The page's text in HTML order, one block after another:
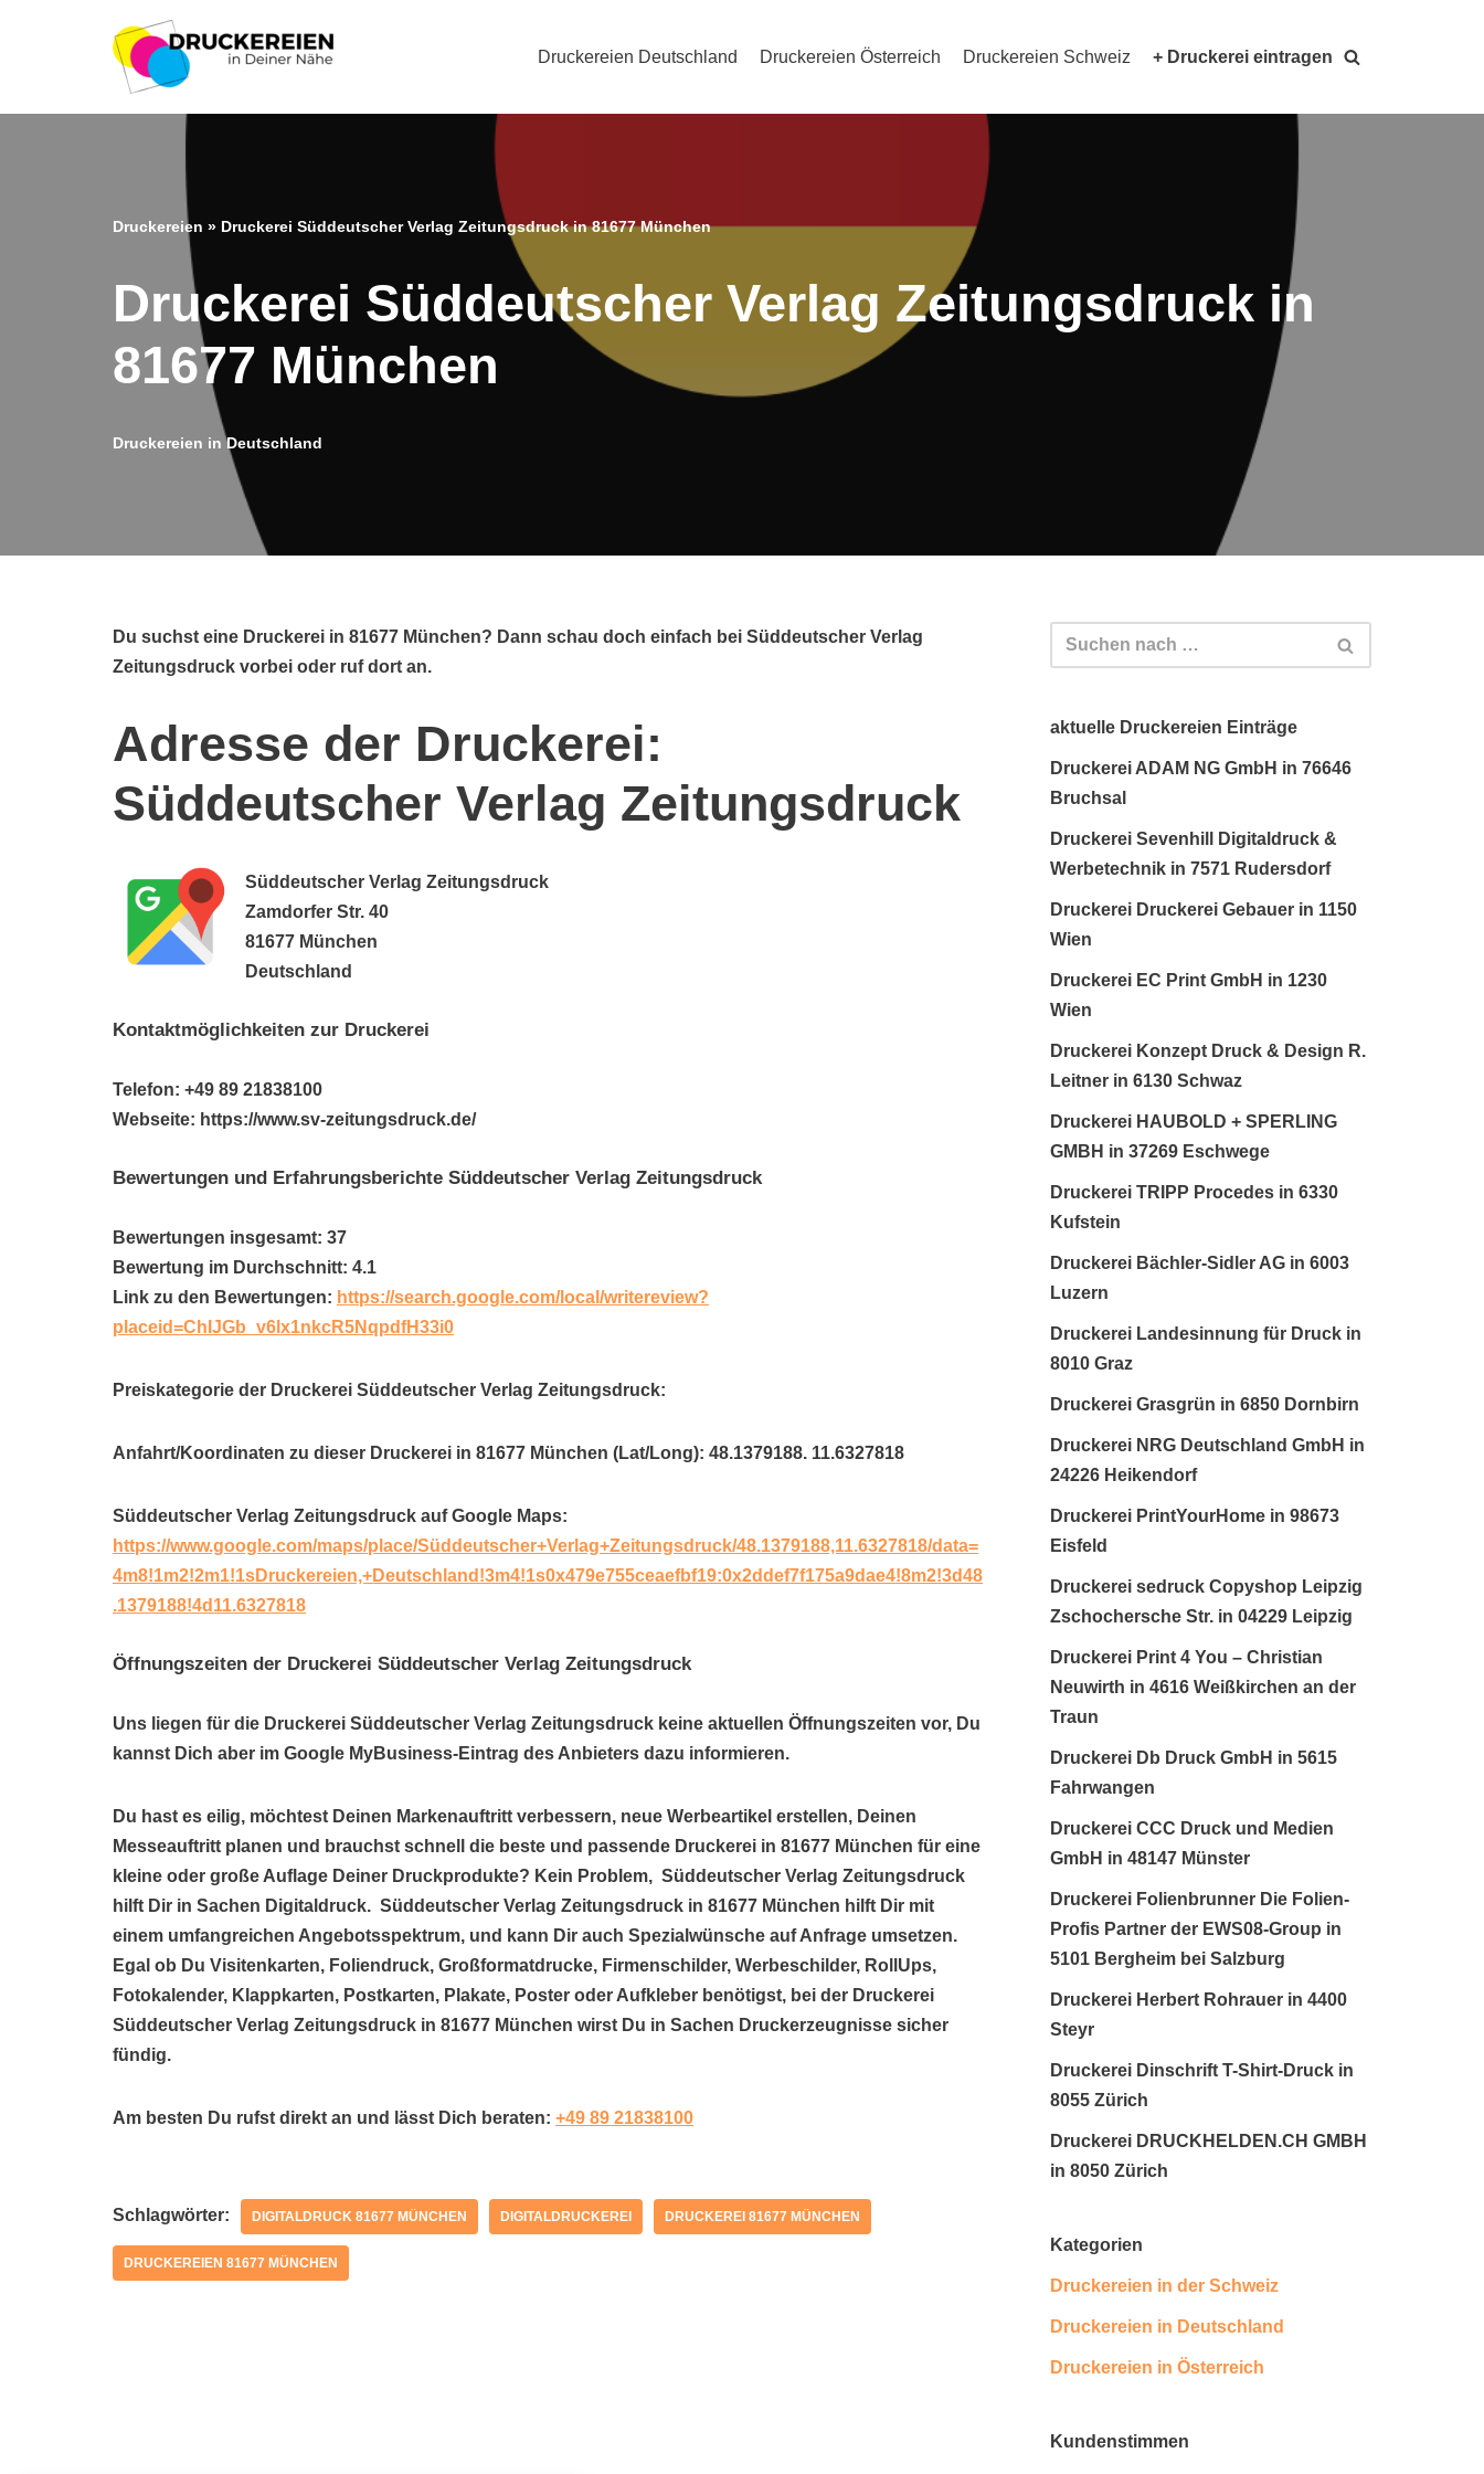
Druckereien Deutschland Druckereien Österreich Druckereien Schweiz + Druckerei eintragen
Druckereien » Druckerei Süddeutscher Verlag Zeitungsdruck in 81677 München
Druckerei Süddeutscher Verlag Zeitungsdruck in
81677 München
Druckereien in Deutschland
Du suchst eine Druckerei in 81677 München? Dann schau doch einfach bei Süddeutscher Verlag
Zeitungsdruck vorbei oder ruf dort an.
Adresse der Druckerei:
Süddeutscher Verlag Zeitungsdruck
Süddeutscher Verlag Zeitungsdruck
Zamdorfer Str. 40
81677 München
Deutschland
Kontaktmöglichkeiten zur Druckerei
Telefon: +49 89 21838100
Webseite: https://www.sv-zeitungsdruck.de/
Bewertungen und Erfahrungsberichte Süddeutscher Verlag Zeitungsdruck
Bewertungen insgesamt: 37
Bewertung im Durchschnitt: 4.1
Link zu den Bewertungen: https://search.google.com/local/writereview?
placeid=ChIJGb_v6lx1nkcR5NqpdfH33i0
Preiskategorie der Druckerei Süddeutscher Verlag Zeitungsdruck:
Anfahrt/Koordinaten zu dieser Druckerei in 81677 München (Lat/Long): 48.1379188. 11.6327818
Süddeutscher Verlag Zeitungsdruck auf Google Maps:
https://www.google.com/maps/place/Süddeutscher+Verlag+Zeitungsdruck/48.1379188,11.6327818/data=
4m8!1m2!2m1!1sDruckereien,+Deutschland!3m4!1s0x479e755ceaefbf19:0x2ddef7f175a9dae4!8m2!3d48
.1379188!4d11.6327818
Öffnungszeiten der Druckerei Süddeutscher Verlag Zeitungsdruck
Uns liegen für die Druckerei Süddeutscher Verlag Zeitungsdruck keine aktuellen Öffnungszeiten vor, Du
kannst Dich aber im Google MyBusiness-Eintrag des Anbieters dazu informieren.
Du hast es eilig, möchtest Deinen Markenauftritt verbessern, neue Werbeartikel erstellen, Deinen
Messeauftritt planen und brauchst schnell die beste und passende Druckerei in 81677 München für eine
kleine oder große Auflage Deiner Druckprodukte? Kein Problem, Süddeutscher Verlag Zeitungsdruck
hilft Dir in Sachen Digitaldruck. Süddeutscher Verlag Zeitungsdruck in 81677 München hilft Dir mit
einem umfangreichen Angebotsspektrum, und kann Dir auch Spezialwünsche auf Anfrage umsetzen.
Egal ob Du Visitenkarten, Foliendruck, Großformatdrucke, Firmenschilder, Werbeschilder, RollUps,
Fotokalender, Klappkarten, Postkarten, Plakate, Poster oder Aufkleber benötigst, bei der Druckerei
Süddeutscher Verlag Zeitungsdruck in 81677 München wirst Du in Sachen Druckerzeugnisse sicher
fündig.
Am besten Du rufst direkt an und lässt Dich beraten: +49 89 21838100
Schlagwörter: DIGITALDRUCK 81677 MÜNCHEN DIGITALDRUCKEREI DRUCKEREI 81677 MÜNCHEN
DRUCKEREIEN 81677 MÜNCHEN
aktuelle Druckereien Einträge
Druckerei ADAM NG GmbH in 76646
Bruchsal
Druckerei Sevenhill Digitaldruck &
Werbetechnik in 7571 Rudersdorf
Druckerei Druckerei Gebauer in 1150
Wien
Druckerei EC Print GmbH in 1230
Wien
Druckerei Konzept Druck & Design R.
Leitner in 6130 Schwaz
Druckerei HAUBOLD + SPERLING
GMBH in 37269 Eschwege
Druckerei TRIPP Procedes in 6330
Kufstein
Druckerei Bächler-Sidler AG in 6003
Luzern
Druckerei Landesinnung für Druck in
8010 Graz
Druckerei Grasgrün in 6850 Dornbirn
Druckerei NRG Deutschland GmbH in
24226 Heikendorf
Druckerei PrintYourHome in 98673
Eisfeld
Druckerei sedruck Copyshop Leipzig
Zschochersche Str. in 04229 Leipzig
Druckerei Print 4 You – Christian
Neuwirth in 4616 Weißkirchen an der
Traun
Druckerei Db Druck GmbH in 5615
Fahrwangen
Druckerei CCC Druck und Medien
GmbH in 48147 Münster
Druckerei Folienbrunner Die Folien-
Profis Partner der EWS08-Group in
5101 Bergheim bei Salzburg
Druckerei Herbert Rohrauer in 4400
Steyr
Druckerei Dinschrift T-Shirt-Druck in
8055 Zürich
Druckerei DRUCKHELDEN.CH GMBH
in 8050 Zürich
Kategorien
Druckereien in der Schweiz
Druckereien in Deutschland
Druckereien in Österreich
Kundenstimmen